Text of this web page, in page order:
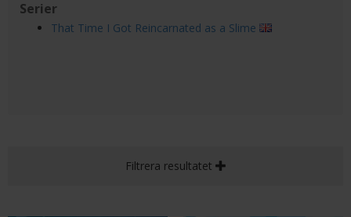
Serier
That Time I Got Reincarnated as a Slime
Filtrera resultatet